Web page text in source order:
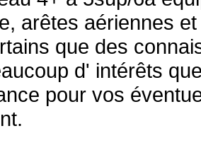
arêtes aériennes
que des
d' intérêts
pour vos